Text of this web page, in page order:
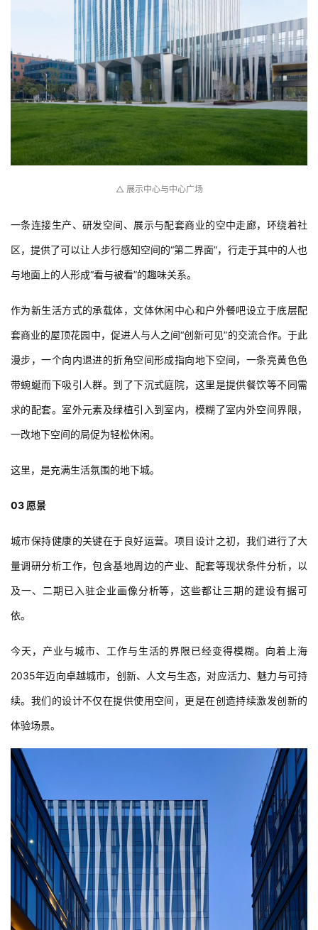
△ 展示中心与中心广场
一条连接生产、研发空间、展示与配套商业的空中走廊，环绕着社
区，提供了可以让人步行感知空间的“第二界面”，行走于其中的人也
与地面上的人形成“看与被看”的趣味关系。
作为新生活方式的承载体，文体休闲中心和户外餐吧设立于底层配
套商业的屋顶花园中，促进人与人之间“创新可见”的交流合作。于此
漫步，一个向内退进的折角空间形成指向地下空间，一条亮黄色色
带蜿蜒而下吸引人群。到了下沉式庭院，这里是提供餐饮等不同需
求的配套。室外元素及绿植引入到室内，模糊了室内外空间界限，
一改地下空间的局促为轻松休闲。
这里，是充满生活氛围的地下城。
03 愿景
城市保持健康的关键在于良好运营。项目设计之初，我们进行了大
量调研分析工作，包含基地周边的产业、配套等现状条件分析，以
及一、二期已入驻企业画像分析等，这些都让三期的建设有据可
依。
今天，产业与城市、工作与生活的界限已经变得模糊。向着上海
2035年迈向卓越城市，创新、人文与生态，对应活力、魅力与可持
续。我们的设计不仅在提供使用空间，更是在创造持续激发创新的
体验场景。